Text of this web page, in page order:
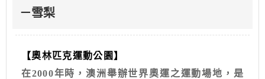
－雪梨
【奧林匹克運動公園】
在2000年時，澳洲舉辦世界奧運之運動場地，是